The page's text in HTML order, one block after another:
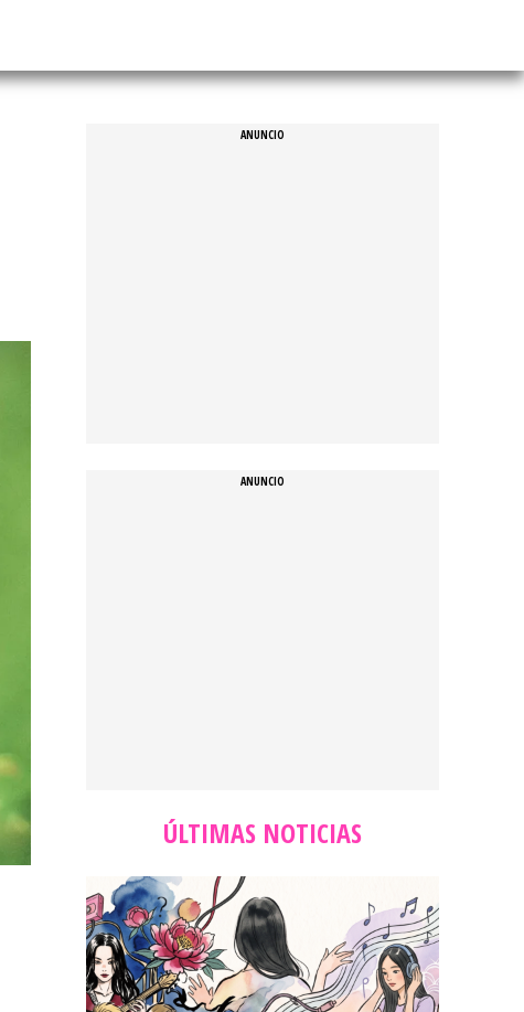
ÚLTIMAS NOTICIAS